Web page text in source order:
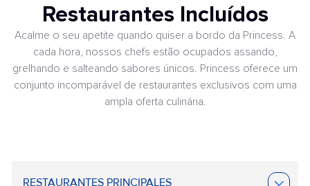
Restaurantes Incluídos
Acalme o seu apetite quando quiser a bordo da Princess. A
cada hora, nossos chefs estão ocupados assando,
grelhando e salteando sabores únicos. Princess oferece um
conjunto incomparável de restaurantes exclusivos com uma
ampla oferta culinária.
RESTAURANTES PRINCIPALES